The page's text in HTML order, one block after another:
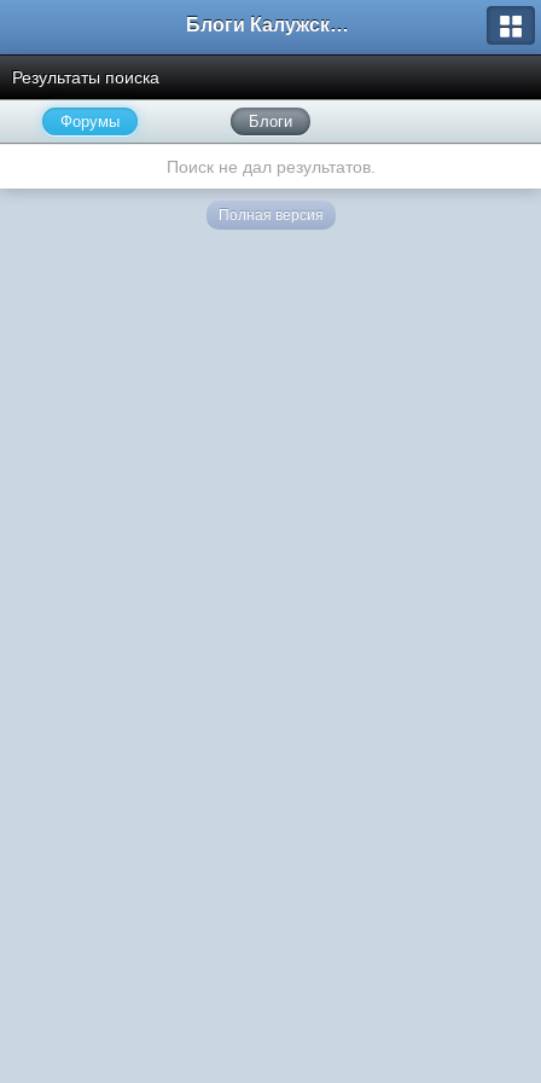
Блоги Калужского перекрестка
Результаты поиска
Форумы Блоги
Поиск не дал результатов.
Полная версия